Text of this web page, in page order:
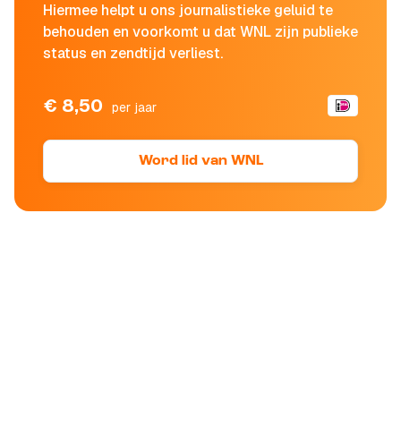
Hiermee helpt u ons journalistieke geluid te
behouden en voorkomt u dat WNL zijn publieke
status en zendtijd verliest.
€ 8,50 per jaar
Word lid van WNL